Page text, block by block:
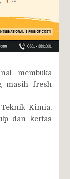
membuka
masih fresh
Kimia,
dan kertas